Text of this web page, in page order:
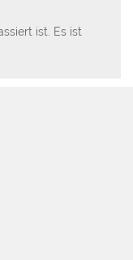
ist. Es ist